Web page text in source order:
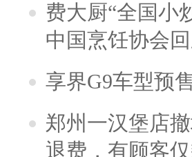
费大厨“全国小
中国烹饪协会
享界G9车型预
郑州一汉堡店
退费，有顾客